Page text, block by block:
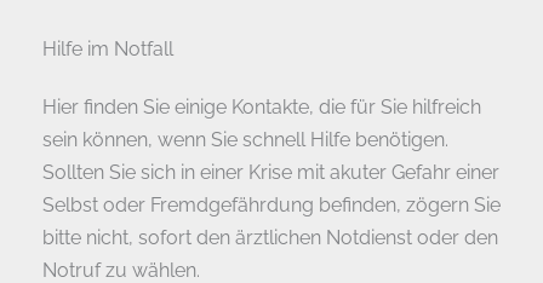
Hilfe im Notfall
Hier finden Sie einige Kontakte, die für Sie hilfreich
sein können, wenn Sie schnell Hilfe benötigen.
Sollten Sie sich in einer Krise mit akuter Gefahr einer
Selbst oder Fremdgefährdung befinden, zögern Sie
bitte nicht, sofort den ärztlichen Notdienst oder den
Notruf zu wählen.